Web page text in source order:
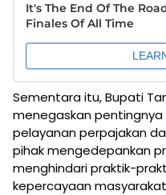
Sementara itu, Bupati
menegaskan
pelayanan perpajakan
pihak mengedepankan
menghindari praktik-
kepercayaan